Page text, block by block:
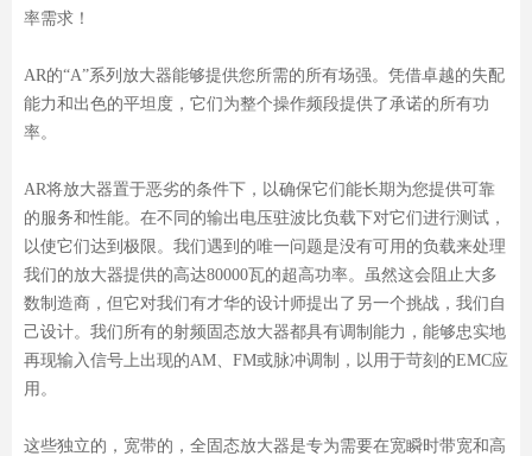
率需求！
AR的“A”系列放大器能够提供您所需的所有场强。凭借卓越的失配
能力和出色的平坦度，它们为整个操作频段提供了承诺的所有功
率。
AR将放大器置于恶劣的条件下，以确保它们能长期为您提供可靠
的服务和性能。在不同的输出电压驻波比负载下对它们进行测试，
以使它们达到极限。我们遇到的唯一问题是没有可用的负载来处理
我们的放大器提供的高达80000瓦的超高功率。虽然这会阻止大多
数制造商，但它对我们有才华的设计师提出了另一个挑战，我们自
己设计。我们所有的射频固态放大器都具有调制能力，能够忠实地
再现输入信号上出现的AM、FM或脉冲调制，以用于苛刻的EMC应
用。
这些独立的，宽带的，全固态放大器是专为需要在宽瞬时带宽和高